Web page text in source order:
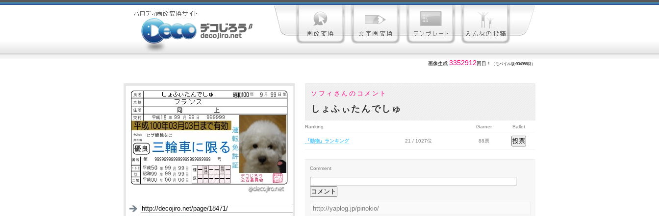
画像生成 3352912 回目！ （モバイル版:934956回）
ソフィさんのコメント
しょふぃたんでしゅ
Ranking Garner Ballot
『動物』ランキング 21 / 1027位 88票
Comment
http://yaplog.jp/pinokio/